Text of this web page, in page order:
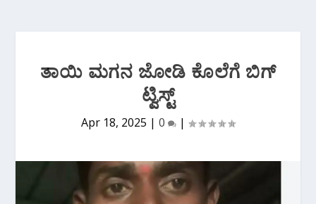
ತಾಯಿ ಮಗನ ಜೋಡಿ ಕೊಲೆಗೆ ಬಿಗ್
ಟ್ವಿಸ್ಟ್
Apr 18, 2025 | 0 |